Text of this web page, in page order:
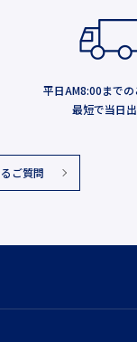
平日AM8:00まで
最短で当日
ご質問